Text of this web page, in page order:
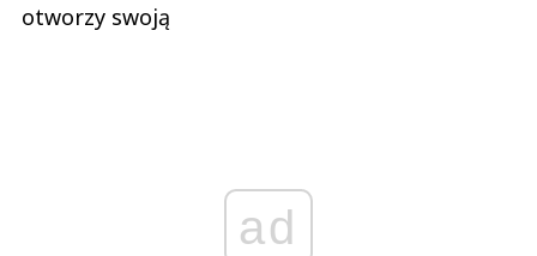
otworzy swoją
ad